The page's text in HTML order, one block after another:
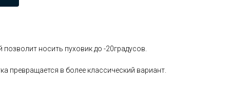
носить пуховик до -20градусов.
превращается в более классический вариант.